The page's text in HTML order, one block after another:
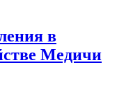
в
Медичи